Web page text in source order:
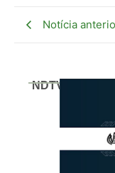
Notícia
NDTV